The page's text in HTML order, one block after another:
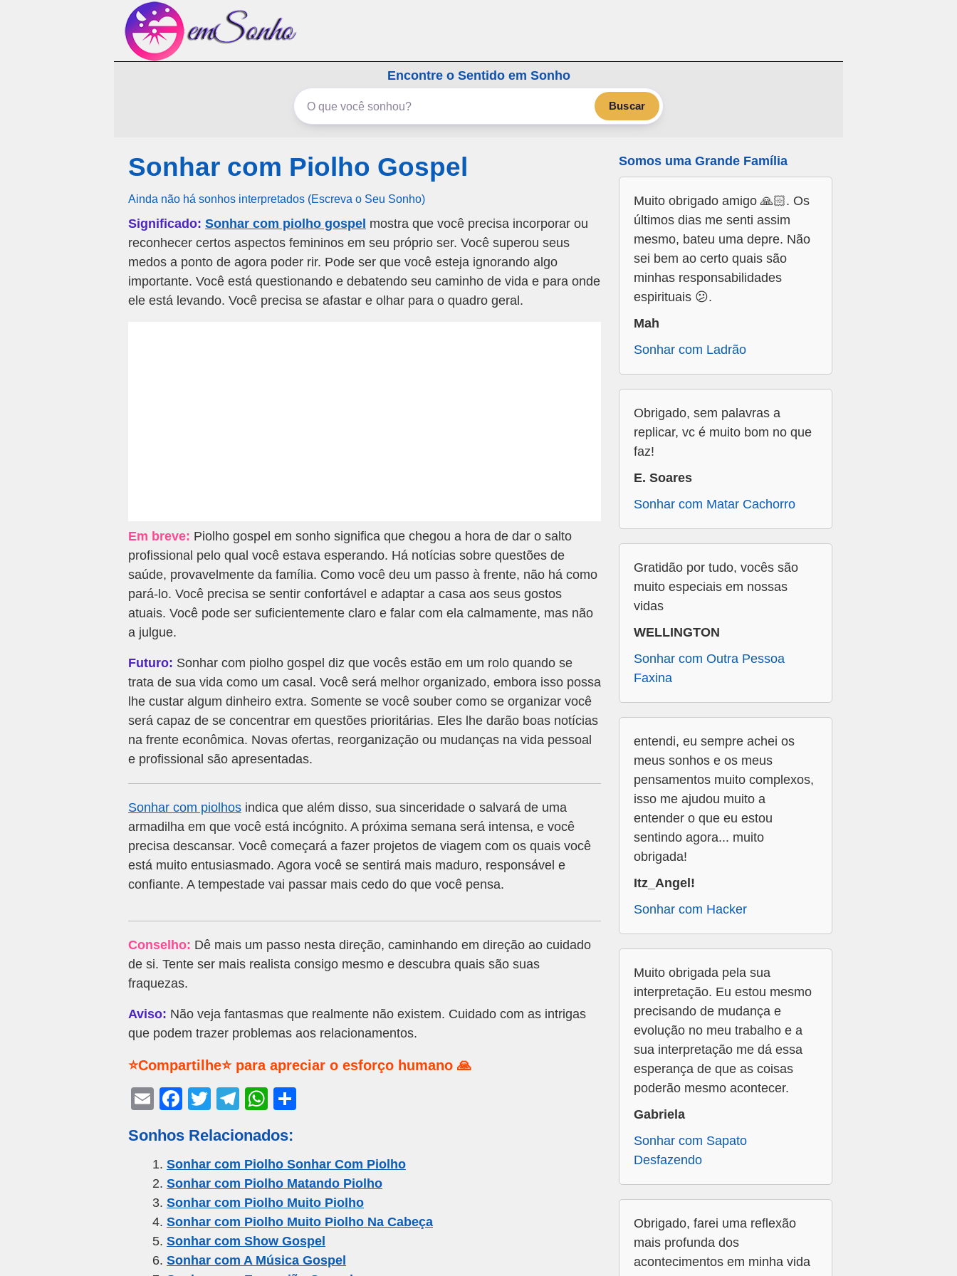
Encontre o Sentido em Sonho
Buscar
Sonhar com Piolho Gospel
Ainda não há sonhos interpretados (Escreva o Seu Sonho)
Significado: Sonhar com piolho gospel mostra que você precisa incorporar ou
reconhecer certos aspectos femininos em seu próprio ser. Você superou seus
medos a ponto de agora poder rir. Pode ser que você esteja ignorando algo
importante. Você está questionando e debatendo seu caminho de vida e para onde
ele está levando. Você precisa se afastar e olhar para o quadro geral.
Em breve: Piolho gospel em sonho significa que chegou a hora de dar o salto
profissional pelo qual você estava esperando. Há notícias sobre questões de
saúde, provavelmente da família. Como você deu um passo à frente, não há como
pará-lo. Você precisa se sentir confortável e adaptar a casa aos seus gostos
atuais. Você pode ser suficientemente claro e falar com ela calmamente, mas não
a julgue.
Futuro: Sonhar com piolho gospel diz que vocês estão em um rolo quando se
trata de sua vida como um casal. Você será melhor organizado, embora isso possa
lhe custar algum dinheiro extra. Somente se você souber como se organizar você
será capaz de se concentrar em questões prioritárias. Eles lhe darão boas notícias
na frente econômica. Novas ofertas, reorganização ou mudanças na vida pessoal
e profissional são apresentadas.
Sonhar com piolhos indica que além disso, sua sinceridade o salvará de uma
armadilha em que você está incógnito. A próxima semana será intensa, e você
precisa descansar. Você começará a fazer projetos de viagem com os quais você
está muito entusiasmado. Agora você se sentirá mais maduro, responsável e
confiante. A tempestade vai passar mais cedo do que você pensa.
Conselho: Dê mais um passo nesta direção, caminhando em direção ao cuidado
de si. Tente ser mais realista consigo mesmo e descubra quais são suas
fraquezas.
Aviso: Não veja fantasmas que realmente não existem. Cuidado com as intrigas
que podem trazer problemas aos relacionamentos.
⭐Compartilhe⭐ para apreciar o esforço humano 🙏
E
ail
F
c
e
b
o
o
k
T
tt
er
T
e
gr
a
m
W
at
s
A
p
p
e
Sonhos Relacionados:
Sonhar com Piolho Sonhar Com Piolho
Sonhar com Piolho Matando Piolho
Sonhar com Piolho Muito Piolho
Sonhar com Piolho Muito Piolho Na Cabeça
Sonhar com Show Gospel
Sonhar com A Música Gospel
Somos uma Grande Família
Muito obrigado amigo 🙏🏻. Os
últimos dias me senti assim
mesmo, bateu uma depre. Não
sei bem ao certo quais são
minhas responsabilidades
espirituais 😕.
Mah
Sonhar com Ladrão
Obrigado, sem palavras a
replicar, vc é muito bom no que
faz!
E. Soares
Sonhar com Matar Cachorro
Gratidão por tudo, vocês são
muito especiais em nossas
vidas
WELLINGTON
Sonhar com Outra Pessoa
Faxina
entendi, eu sempre achei os
meus sonhos e os meus
pensamentos muito complexos,
isso me ajudou muito a
entender o que eu estou
sentindo agora... muito
obrigada!
Itz_Angel!
Sonhar com Hacker
Muito obrigada pela sua
interpretação. Eu estou mesmo
precisando de mudança e
evolução no meu trabalho e a
sua interpretação me dá essa
esperança de que as coisas
poderão mesmo acontecer.
Gabriela
Sonhar com Sapato
Desfazendo
Obrigado, farei uma reflexão
mais profunda dos
acontecimentos em minha vida